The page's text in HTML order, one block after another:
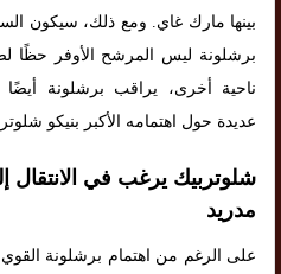
بينها مارك غاي. ومع ذلك، سيكون
برشلونة ليس المرشح الأوفر حظًا
ناحية أخرى، يراقب برشلونة أيضًا
عديدة حول اهتمامه الأكبر بنيكو
شلوتربيك يرغب في الانتقال
مدريد
على الرغم من اهتمام برشلونة